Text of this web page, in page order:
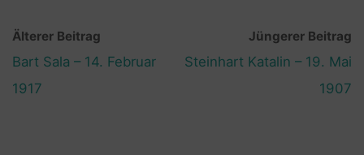
Älterer Beitrag
Bart Sala – 14. Februar
1917
Jüngerer Beitrag
Steinhart Katalin – 19. Mai
1907